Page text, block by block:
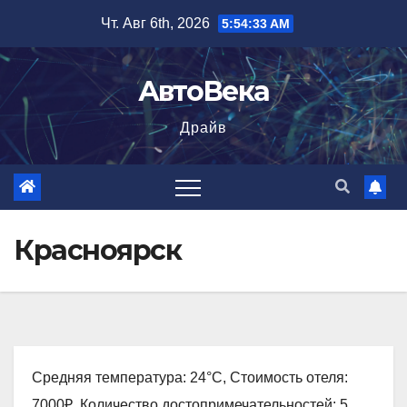
содержимому
Чт. Авг 6th, 2026 5:54:34 AM
АвтоВека
Драйв
Красноярск
Средняя температура: 24°C, Стоимость отеля: